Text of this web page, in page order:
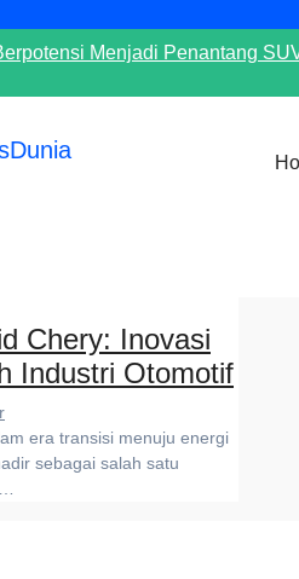
Menjadi Penantang
Chery: Inovasi
Industri Otomotif
sebagai salah satu